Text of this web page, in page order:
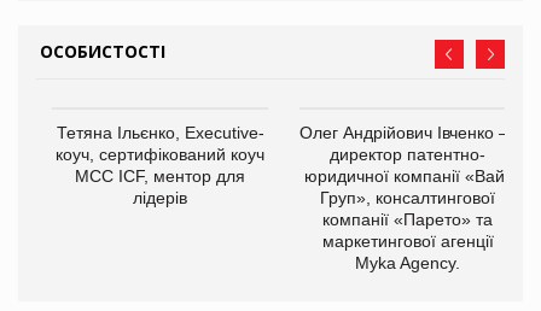
ОСОБИСТОСТІ
Тетяна Ільєнко, Executive-
коуч, сертифікований коуч
МСС ICF, ментор для
лідерів
Олег Андрійович Івченко —
директор патентно-
юридичної компанії «Вайз
Груп», консалтингової
компанії «Парето» та
маркетингової агенції
Myka Agency.